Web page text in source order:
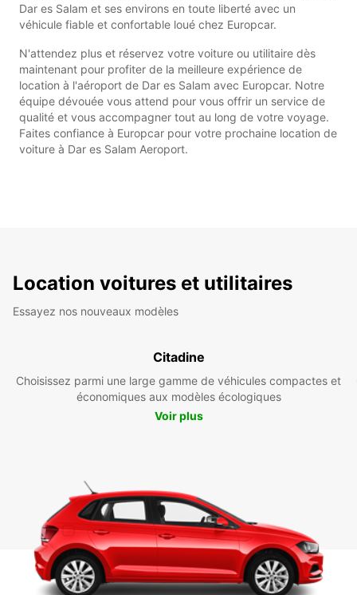
Dar es Salam et ses environs en toute liberté avec un
véhicule fiable et confortable loué chez Europcar.
N'attendez plus et réservez votre voiture ou utilitaire dès
maintenant pour profiter de la meilleure expérience de
location à l'aéroport de Dar es Salam avec Europcar. Notre
équipe dévouée vous attend pour vous offrir un service de
qualité et vous accompagner tout au long de votre voyage.
Faites confiance à Europcar pour votre prochaine location de
voiture à Dar es Salam Aeroport.
Location voitures et utilitaires
Essayez nos nouveaux modèles
Citadine
Choisissez parmi une large gamme de véhicules compactes et
économiques aux modèles écologiques
Voir plus